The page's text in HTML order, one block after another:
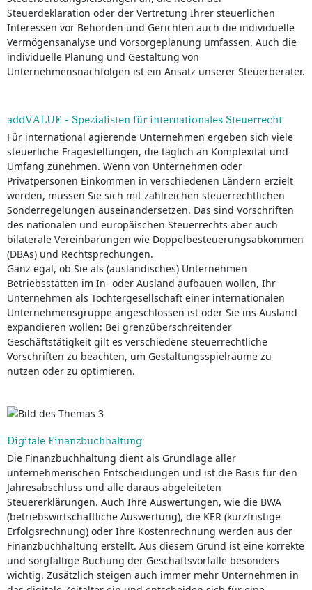
Steuerdeklaration oder der Vertretung Ihrer steuerlichen
Interessen vor Behörden und Gerichten auch die individuelle
Vermögensanalyse und Vorsorgeplanung umfassen. Auch die
individuelle Planung und Gestaltung von
Unternehmensnachfolgen ist ein Ansatz unserer Steuerberater.
addVALUE - Spezialisten für internationales Steuerrecht
Für international agierende Unternehmen ergeben sich viele
steuerliche Fragestellungen, die täglich an Komplexität und
Umfang zunehmen. Wenn von Unternehmen oder
Privatpersonen Einkommen in verschiedenen Ländern erzielt
werden, müssen Sie sich mit zahlreichen steuerrechtlichen
Sonderregelungen auseinandersetzen. Das sind Vorschriften
des nationalen und europäischen Steuerrechts aber auch
bilaterale Vereinbarungen wie Doppelbesteuerungsabkommen
(DBAs) und Rechtsprechungen.
Ganz egal, ob Sie als (ausländisches) Unternehmen
Betriebsstätten im In- oder Ausland aufbauen wollen, Ihr
Unternehmen als Tochtergesellschaft einer internationalen
Unternehmensgruppe angeschlossen ist oder Sie ins Ausland
expandieren wollen: Bei grenzüberschreitender
Geschäftstätigkeit gilt es verschiedene steuerrechtliche
Vorschriften zu beachten, um Gestaltungsspielräume zu
nutzen oder zu optimieren.
Digitale Finanzbuchhaltung
Die Finanzbuchhaltung dient als Grundlage aller
unternehmerischen Entscheidungen und ist die Basis für den
Jahresabschluss und alle daraus abgeleiteten
Steuererklärungen. Auch Ihre Auswertungen, wie die BWA
(betriebswirtschaftliche Auswertung), die KER (kurzfristige
Erfolgsrechnung) oder Ihre Kostenrechnung werden aus der
Finanzbuchhaltung erstellt. Aus diesem Grund ist eine korrekte
und sorgfältige Buchung der Geschäftsvorfälle besonders
wichtig. Zusätzlich steigen auch immer mehr Unternehmen in